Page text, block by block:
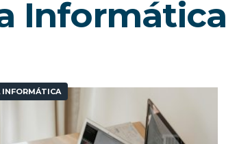
Informática
INFORMÁTICA